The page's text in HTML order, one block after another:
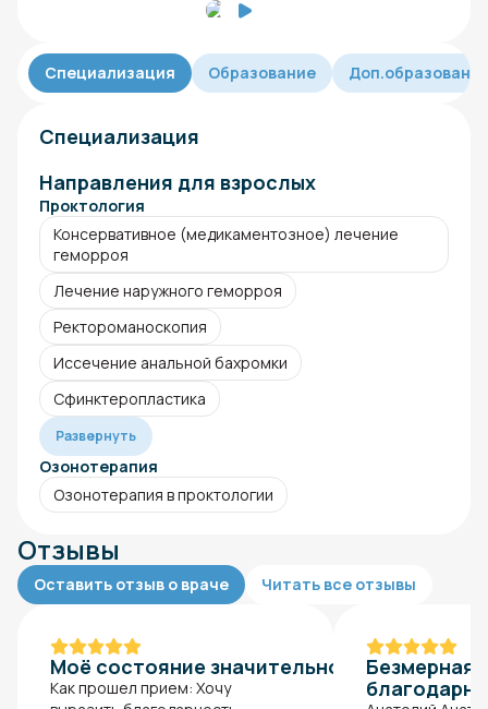
Специализация Образование
Специализация
Направления для взрослых
Проктология
Консервативное (медикаментозное) лечение
геморроя
Лечение наружного геморроя
Ректороманоскопия
Иссечение анальной бахромки
Сфинктеропластика
Развернуть
Озонотерапия
Озонотерапия в проктологии
Отзывы
Оставить отзыв о враче Читать все отзывы
Моё состояние значительно улучшилось
Как прошел прием: Хочу
Безмерная